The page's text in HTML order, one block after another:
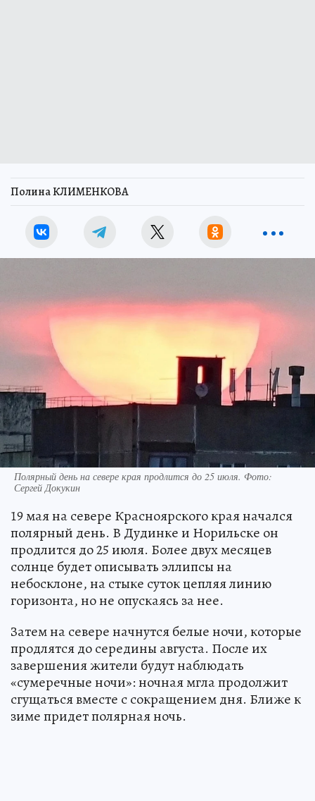
Полина КЛИМЕНКОВА
Полярный день на севере края продлится до 25 июля. Фото:
Сергей Докукин
19 мая на севере Красноярского края начался
полярный день. В Дудинке и Норильске он
продлится до 25 июля. Более двух месяцев
солнце будет описывать эллипсы на
небосклоне, на стыке суток цепляя линию
горизонта, но не опускаясь за нее.
Затем на севере начнутся белые ночи, которые
продлятся до середины августа. После их
завершения жители будут наблюдать
«сумеречные ночи»: ночная мгла продолжит
сгущаться вместе с сокращением дня. Ближе к
зиме придет полярная ночь.